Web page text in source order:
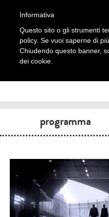
programma
Informativa
Questo sito o gli strumenti
policy. Se vuoi saperne di
Chiudendo questo banner,
dei cookie.